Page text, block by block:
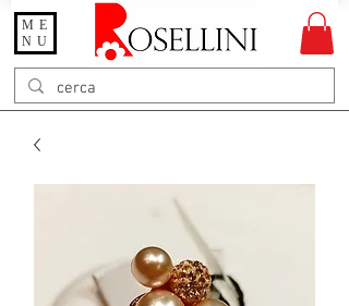
Gioielleria Rosellini
Rosellini online
ME
NU